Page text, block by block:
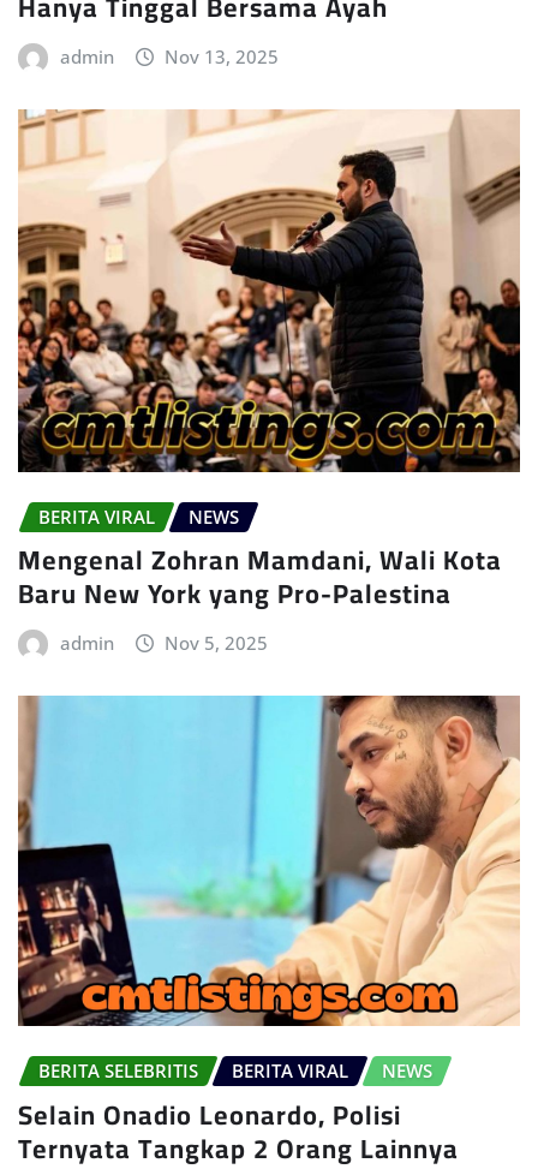
admin Nov 13, 2025
BERITA VIRAL NEWS
Mengenal Zohran Mamdani, Wali Kota
Baru New York yang Pro-Palestina
admin Nov 5, 2025
BERITA SELEBRITIS BERITA VIRAL NEWS
Selain Onadio Leonardo, Polisi
Ternyata Tangkap 2 Orang Lainnya